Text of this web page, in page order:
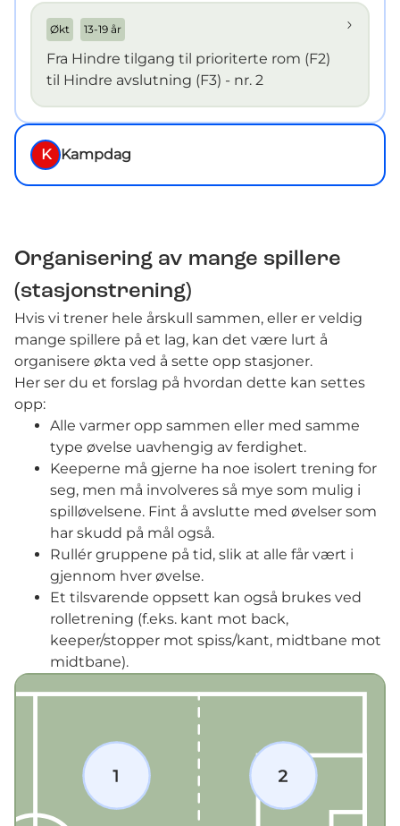
Økt 13-19 år
Fra Hindre tilgang til prioriterte rom (F2)
til Hindre avslutning (F3) - nr. 2
K Kampdag
Organisering av mange spillere
(stasjonstrening)
Hvis vi trener hele årskull sammen, eller er veldig
mange spillere på et lag, kan det være lurt å
organisere økta ved å sette opp stasjoner.
Her ser du et forslag på hvordan dette kan settes
opp:
Alle varmer opp sammen eller med samme
type øvelse uavhengig av ferdighet.
Keeperne må gjerne ha noe isolert trening for
seg, men må involveres så mye som mulig i
spilløvelsene. Fint å avslutte med øvelser som
har skudd på mål også.
Rullér gruppene på tid, slik at alle får vært i
gjennom hver øvelse.
Et tilsvarende oppsett kan også brukes ved
rolletrening (f.eks. kant mot back,
keeper/stopper mot spiss/kant, midtbane mot
midtbane).